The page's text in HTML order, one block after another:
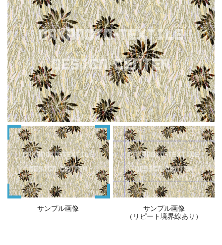
サンプル画像
サンプル画像
（リピート境界線あり）